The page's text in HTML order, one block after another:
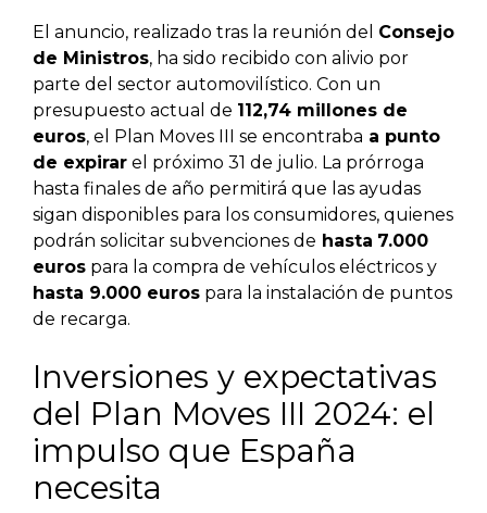
El anuncio, realizado tras la reunión del Consejo
de Ministros, ha sido recibido con alivio por
parte del sector automovilístico. Con un
presupuesto actual de 112,74 millones de
euros, el Plan Moves III se encontraba a punto
de expirar el próximo 31 de julio. La prórroga
hasta finales de año permitirá que las ayudas
sigan disponibles para los consumidores, quienes
podrán solicitar subvenciones de hasta 7.000
euros para la compra de vehículos eléctricos y
hasta 9.000 euros para la instalación de puntos
de recarga.
Inversiones y expectativas
del Plan Moves III 2024: el
impulso que España
necesita